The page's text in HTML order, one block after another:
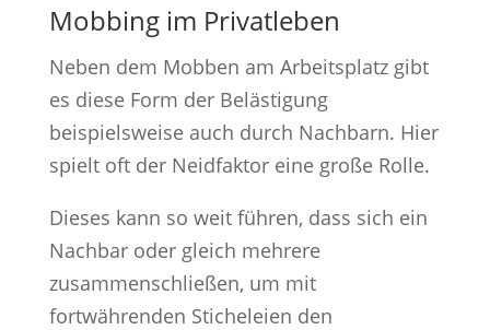
Mobbing im Privatleben
Neben dem Mobben am Arbeitsplatz gibt
es diese Form der Belästigung
beispielsweise auch durch Nachbarn. Hier
spielt oft der Neidfaktor eine große Rolle.
Dieses kann so weit führen, dass sich ein
Nachbar oder gleich mehrere
zusammenschließen, um mit
fortwährenden Sticheleien den